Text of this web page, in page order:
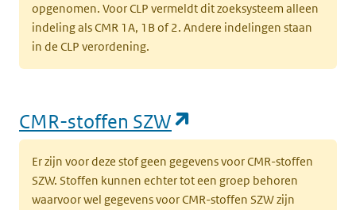
opgenomen. Voor CLP vermeldt dit zoeksysteem alleen
indeling als CMR 1A, 1B of 2. Andere indelingen staan
in de CLP verordening.
CMR-stoffen SZW
Er zijn voor deze stof geen gegevens voor CMR-stoffen
SZW. Stoffen kunnen echter tot een groep behoren
waarvoor wel gegevens voor CMR-stoffen SZW zijn